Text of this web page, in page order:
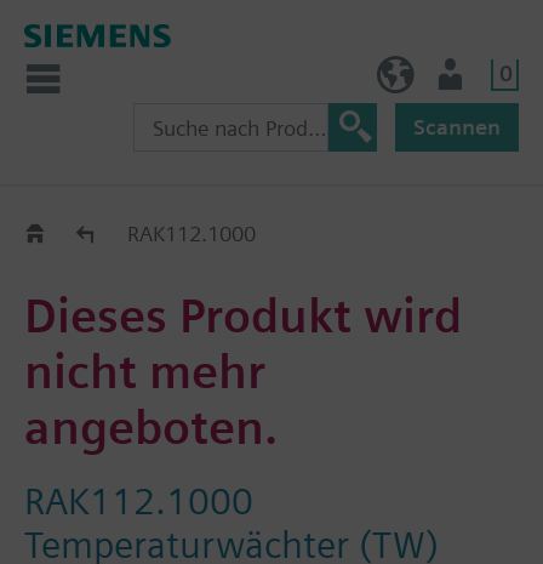
0
Scannen
Austauschhilfe
RAK112.1000
Dieses Produkt wird
nicht mehr
angeboten.
RAK112.1000
Temperaturwächter (TW)